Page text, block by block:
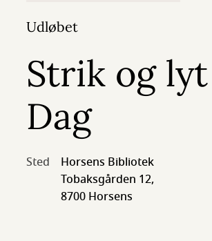
Udløbet
Strik og
Dag
Sted
Horsens Bibliotek
Tobaksgården 12,
8700 Horsens